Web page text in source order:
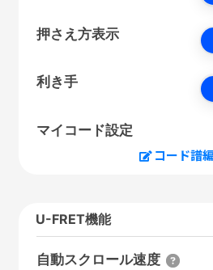
押さえ方表示
利き手
マイコード設定
コード譜
U-FRET機能
自動スクロール速度